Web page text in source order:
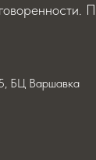
БЦ Варшавка